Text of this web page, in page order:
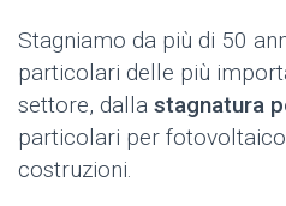
Stagniamo da più di 50
particolari delle più
settore, dalla stagnatura
particolari per
costruzioni.